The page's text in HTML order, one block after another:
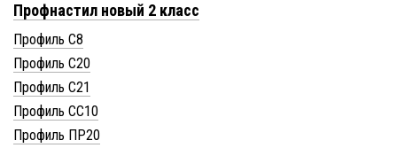
Профнастил новый 2 класс
Профиль С8
Профиль С20
Профиль С21
Профиль СС10
Профиль ПР20